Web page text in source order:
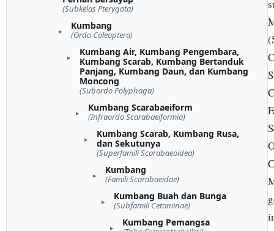
(Subkelas Pterygota)
Kumbang
(Ordo Coleoptera)
Kumbang Air, Kumbang Pengembara,
Kumbang Scarab, Kumbang Bertanduk
Panjang, Kumbang Daun, dan Kumbang
Moncong
(Subordo Polyphaga)
Kumbang Scarabaeiform
(Infraordo Scarabaeiformia)
Kumbang Scarab, Kumbang Rusa,
dan Sekutunya
(Superfamili Scarabaeoidea)
Kumbang
(Famili Scarabaeidae)
Kumbang Buah dan Bunga
(Subfamili Cetoniinae)
Kumbang Pemangsa